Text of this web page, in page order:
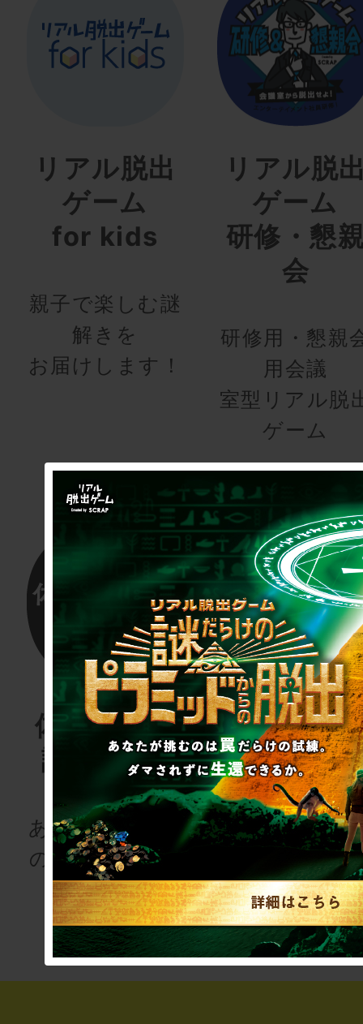
リアル脱出
ゲーム
for kids
親子で楽しむ謎
解きを
お届けします！
リアル脱
ゲーム
研修・懇
会
研修用・懇親
用会議
室型リアル脱
ゲーム
体験する物
語project
あなたも、物語
の登場人物にな
りませんか
リアル脱
ゲーム
for
次の授業は“謎
き”!?